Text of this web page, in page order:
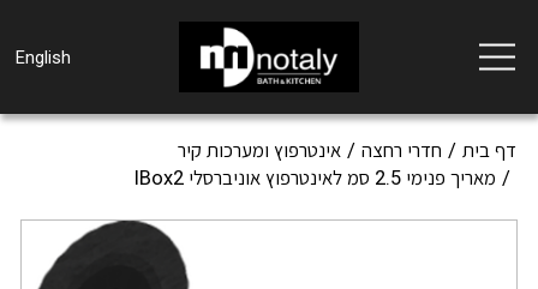
Toggle
navigation
English
דף בית חדרי רחצה
אינטרפוץ ומערכות קיר
מאריך פנימי 2.5 סמ לאינטרפוץ אוניברסלי IBox2